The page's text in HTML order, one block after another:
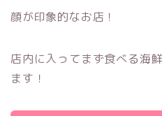
顔が印象的なお店！
店内に入ってまず食べる海
ます！